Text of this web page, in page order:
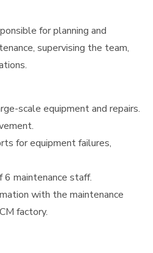
for planning and
supervising the team,
scale equipment and repairs.
for equipment failures,
6 maintenance staff.
with the maintenance
factory.